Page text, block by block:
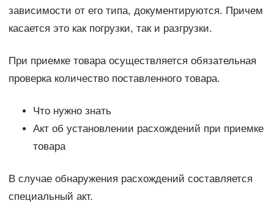
зависимости от его типа, документируются. Причем
касается это как погрузки, так и разгрузки.
При приемке товара осуществляется обязательная
проверка количество поставленного товара.
Что нужно знать
Акт об установлении расхождений при приемке
товара
В случае обнаружения расхождений составляется
специальный акт.